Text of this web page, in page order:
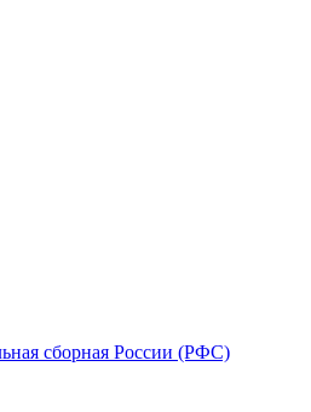
сборная России (РФС)